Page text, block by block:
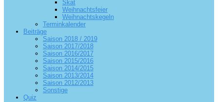
Skat
Weihnachtsfeier
Weihnachtskegeln
Terminkalender
Beiträge
Saison 2018 / 2019
Saison 2017/2018
Saison 2016/2017
Saison 2015/2016
Saison 2014/2015
Saison 2013/2014
Saison 2012/2013
Sonstige
Quiz